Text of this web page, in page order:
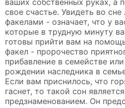
свое счастье. Увидеть во
факелами - означает, что у
которые в трудную минуту
готовы прийти вам на
факел - пророчество
прибавление в семействе
рождении наследника в
Если вам приснилось, что
гаснет, то такой сон
предзнаменованием. Он